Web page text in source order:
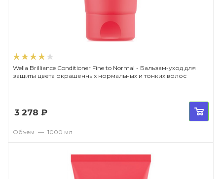
Wella Brilliance Conditioner Fine to Normal - Бальзам-уход для
защиты цвета окрашенных нормальных и тонких волос
3 278 ₽
Объем — 1000 мл